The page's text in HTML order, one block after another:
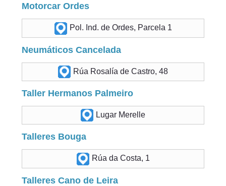
Motorcar Ordes
Pol. Ind. de Ordes, Parcela 1
Neumáticos Cancelada
Rúa Rosalía de Castro, 48
Taller Hermanos Palmeiro
Lugar Merelle
Talleres Bouga
Rúa da Costa, 1
Talleres Cano de Leira